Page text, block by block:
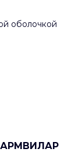
оболочкой